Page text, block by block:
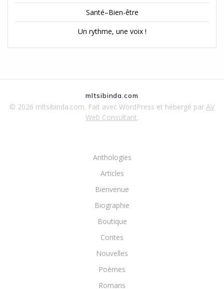
Santé–Bien-être
Un rythme, une voix !
mltsibinda.com
© 2026 mltsibinda.com. Fait avec WordPress et hébergé par AV
Web Consultant.
Anthologies
Articles
Bienvenue
Biographie
Boutique
Contes
Nouvelles
Poèmes
Romans